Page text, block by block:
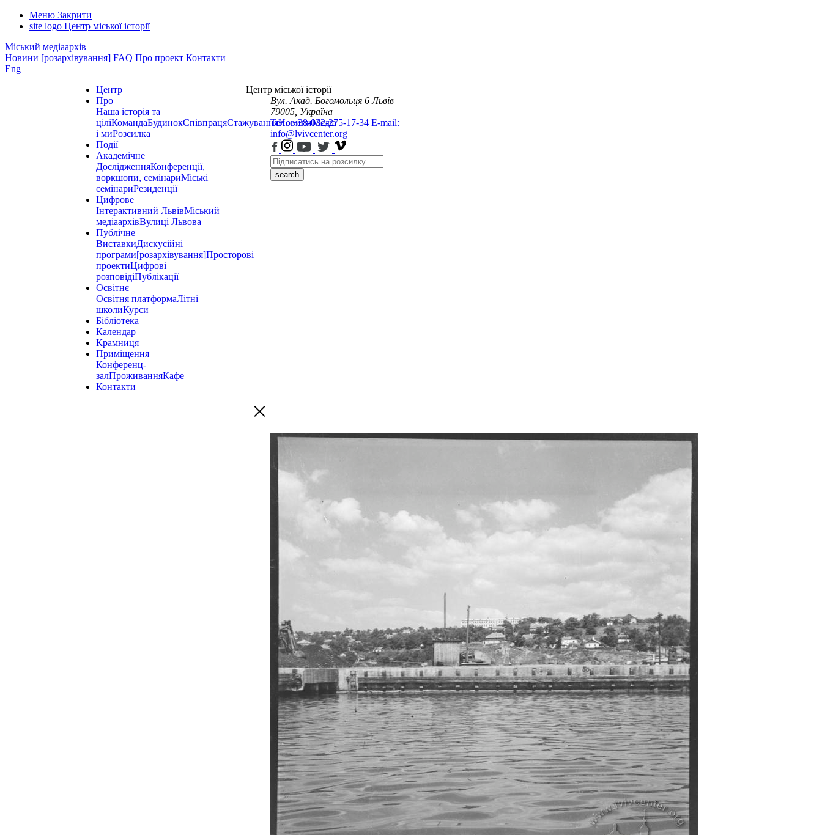
Меню Закрити
site logo Центр міської історії
Міський медіаархів
Новини [розархівування] FAQ Про проект Контакти
Eng
Центр
Про
Наша історія та
ціліКомандаБудинокСпівпрацяСтажуванняНовиниМедіа
і миРозсилка
Події
Академічне
ДослідженняКонференції,
воркшопи, семінариМіські
семінариРезиденції
Цифрове
Інтерактивний ЛьвівМіський
медіаархівВулиці Львова
Публічне
ВиставкиДискусійні
програми[розархівування]Просторові
проектиЦифрові
розповідіПублікації
Освітнє
Освітня платформаЛітні
школиКурси
Бібліотека
Календар
Крамниця
Приміщення
Конференц-
залПроживанняКафе
Контакти
Центр міської історії
Вул. Акад. Богомольця 6 Львів
79005, Україна
Тел.: +38-032-275-17-34 E-mail:
info@lvivcenter.org
search